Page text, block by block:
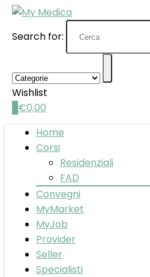
Search for:
Wishlist
€0,00
Home
Corsi
Residenziali
FAD
Convegni
MyMarket
MyJob
Provider
Seller
Specialisti